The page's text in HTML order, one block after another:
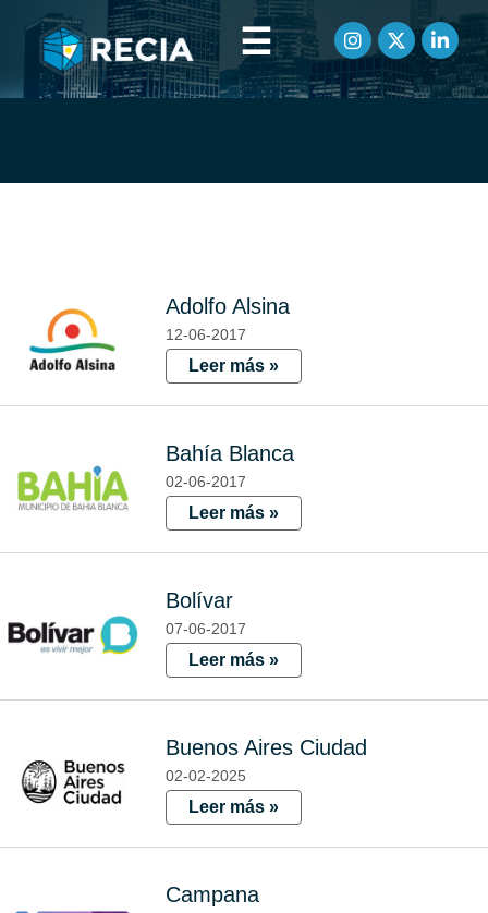
☰
Adolfo Alsina
12-06-2017
Leer más »
Bahía Blanca
02-06-2017
Leer más »
Bolívar
07-06-2017
Leer más »
Buenos Aires Ciudad
02-02-2025
Leer más »
Campana